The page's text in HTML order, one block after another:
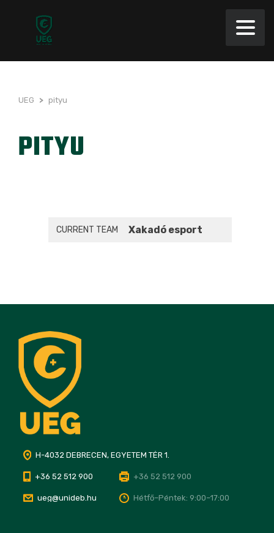
UEG > pityu
PITYU
CURRENT TEAM Xakadó esport
H-4032 DEBRECEN, EGYETEM TÉR 1.
+36 52 512 900 +36 52 512 900
ueg@unideb.hu Hétfő–Péntek: 9:00–17:00